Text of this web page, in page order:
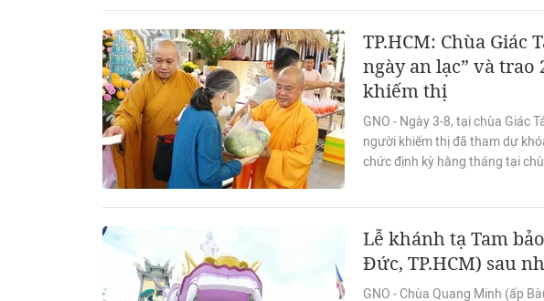
TP.HCM: Chùa Giác
ngày an lạc” và
khiếm thị
GNO - Ngày 3-8, tại chùa Giác
người khiếm thị đã tham dự
chức định kỳ hằng tháng tại
Lễ khánh tạ Tam
Đức, TP.HCM) sau
GNO - Chùa Quang Minh (ấp